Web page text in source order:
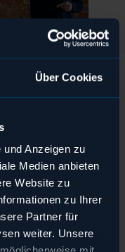
Über Cookies
Anzeigen zu
Medien anbieten
Website zu
zu Ihrer
Partner für
weiter. Unsere
einen Einblick
einige Themen,